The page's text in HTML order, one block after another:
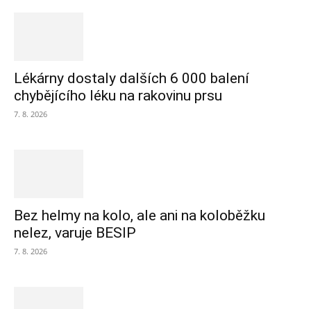
Lékárny dostaly dalších 6 000 balení
chybějícího léku na rakovinu prsu
7. 8. 2026
Bez helmy na kolo, ale ani na koloběžku
nelez, varuje BESIP
7. 8. 2026